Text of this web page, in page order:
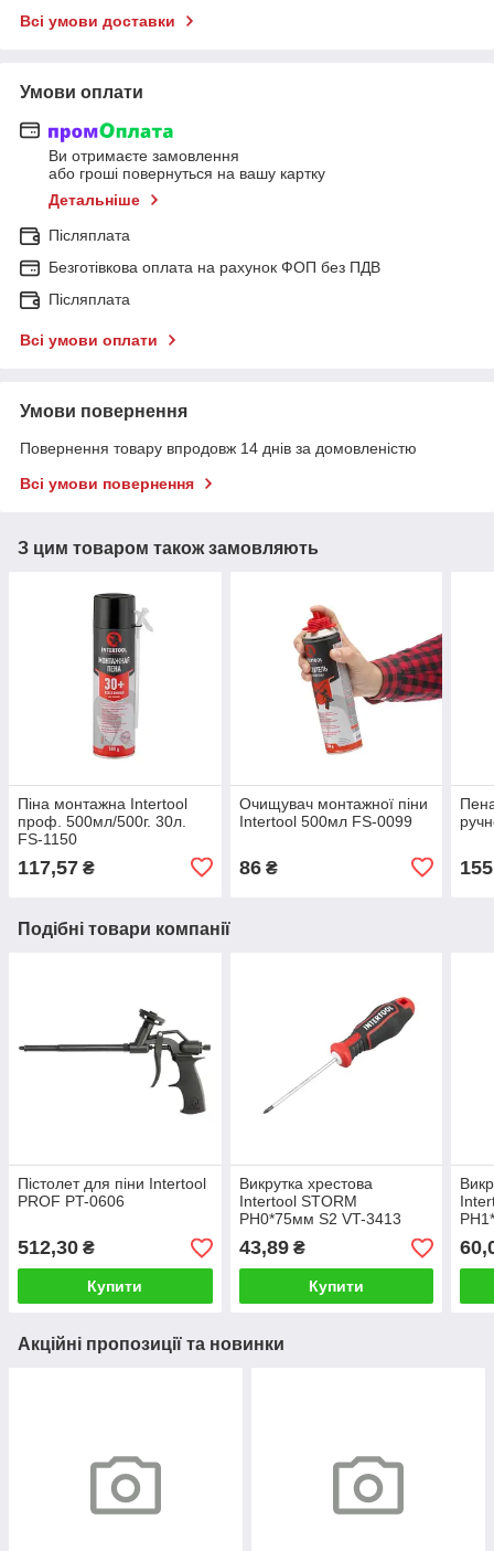
Всі умови доставки
Умови оплати
Ви отримаєте замовлення
або гроші повернуться на вашу картку
Детальніше
Післяплата
Безготівкова оплата на рахунок ФОП без ПДВ
Післяплата
Всі умови оплати
Умови повернення
Повернення товару впродовж 14 днів за домовленістю
Всі умови повернення
З цим товаром також замовляють
Піна монтажна Intertool
проф. 500мл/500г. 30л.
FS-1150
117,57 ₴
Очищувач монтажної піни
Intertool 500мл FS-0099
86₴
Подібні товари компанії
Пістолет для піни Intertool
PROF PT-0606
512,30 ₴
Купити
Викрутка хрестова
Intertool STORM
PH0*75мм S2 VT-3413
43,89₴
Купити
Акційні пропозиції та новинки